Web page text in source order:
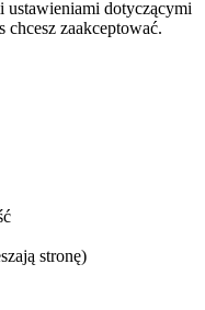
ustawieniami dotyczącymi
zaakceptować.
stronę)